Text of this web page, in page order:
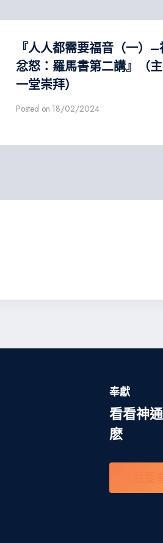
『人人都需要福音（一）
忿怒：羅馬書第二講』（
一堂崇拜）
Posted on 18/02/2024
奉獻
看看神
麽